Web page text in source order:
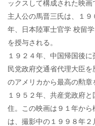
b
o
o
k
er a
ックスして構成された映画
主人公の馬晋三氏は、１
年、日本陸軍士官学 校留
を授与される。
１９２４年、中国帰国後
民党政府交通省代理大臣
のアメリカから最高の勲章
１９５２年、共産党政府
住。この映画は９１年か
は、撮影中の１９９８年２